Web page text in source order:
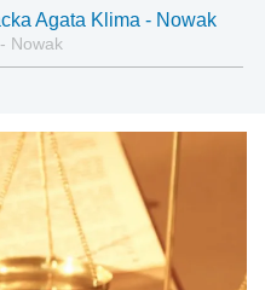
Agata Klima - Nowak
Nowak